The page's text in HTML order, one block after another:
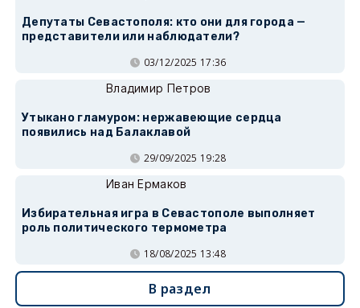
Депутаты Севастополя: кто они для города —
представители или наблюдатели?
03/12/2025 17:36
Владимир Петров
Утыкано гламуром: нержавеющие сердца
появились над Балаклавой
29/09/2025 19:28
Иван Ермаков
Избирательная игра в Севастополе выполняет
роль политического термометра
18/08/2025 13:48
В раздел